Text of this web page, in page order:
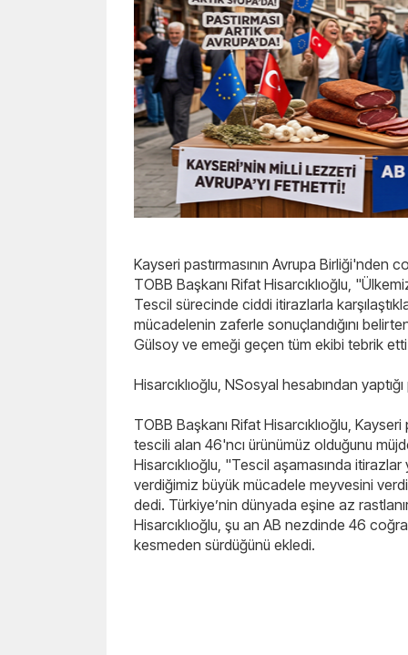
Kayseri pastırmasının Avrupa Birliği'nden
TOBB Başkanı Rifat Hisarcıklıoğlu,
Tescil sürecinde ciddi itirazlarla
mücadelenin zaferle sonuçlandığını
Gülsoy ve emeği geçen tüm ekibi tebrik
Hisarcıklıoğlu, NSosyal hesabından
TOBB Başkanı Rifat Hisarcıklıoğlu,
tescili alan 46'ncı ürünümüz olduğunu
Hisarcıklıoğlu, "Tescil aşamasında
verdiğimiz büyük mücadele meyvesini
dedi. Türkiye’nin dünyada eşine az
Hisarcıklıoğlu, şu an AB nezdinde 46
kesmeden sürdüğünü ekledi.